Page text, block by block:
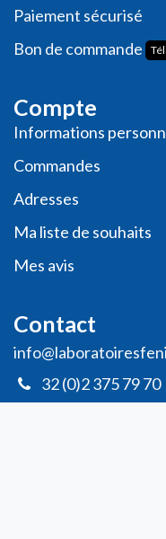
Paiement sécurisé
Bon de commande
Compte
Informations
Commande​s
Adresses
Ma liste de souhaits
Mes avis
Contact
32 (0)2 375 79 70